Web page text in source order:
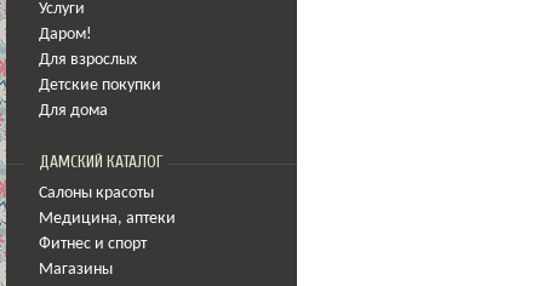
Услуги
Даром!
Для взрослых
Детские покупки
Для дома
ДАМСКИЙ КАТАЛОГ
Салоны красоты
Медицина, аптеки
Фитнес и спорт
Магазины